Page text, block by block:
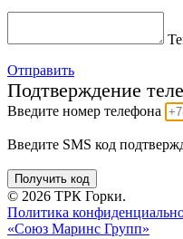
Отправить
Подтверждение
Введите номер телефона
Введите SMS код
Получить код
© 2026 ТРК Горки.
Политика
«Союз Маринс Групп»